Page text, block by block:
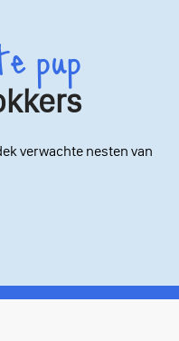
pup
verwachte nesten van